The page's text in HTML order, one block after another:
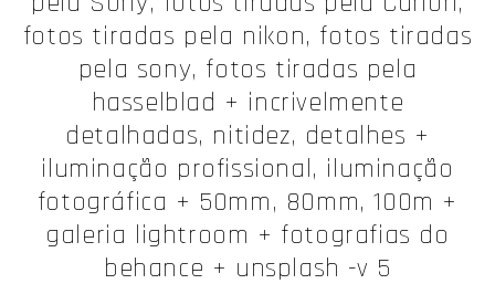
fotos tiradas pela nikon, fotos tiradas
pela sony, fotos tiradas pela
hasselblad + incrivelmente
detalhadas, nitidez, detalhes +
iluminação profissional, iluminação
fotográfica + 50mm, 80mm, 100m +
galeria lightroom + fotografias do
behance + unsplash -v 5